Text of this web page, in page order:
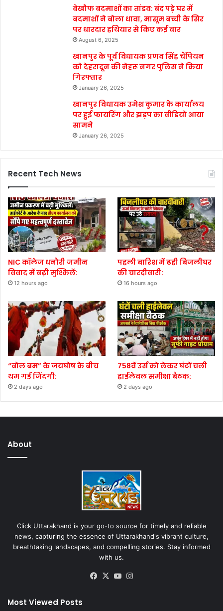
बेखौफ बदमाशों का तांडव: बंद पड़े घर में
बदमाशों ने बोला धावा, मासूम बच्ची के सिर
पर धारदार हथियार से किए कई वार
August 6, 2025
खानपुर के पूर्व विधायक प्रणव सिंह चैंपियन
को देहरादून की नेहरू नगर पुलिस ने किया
गिरफ्तार
January 26, 2025
खानपुर विधायक उमेश कुमार के कार्यालय
पर हुई फायरिंग और झड़प का वीडियो आया
सामने
January 26, 2025
Recent Tech News
NIC कॉलेज धनौरी जमीन
विवाद में बढ़ी मुश्किलें:
12 hours ago
पहली बारिश में ढही बिजलीघर
की चारदीवारी:
16 hours ago
“बोल बम” के जयघोष के बीच
थम गई जिंदगी:
2 days ago
758वें उर्स को लेकर घंटों चली
हाईलेवल समीक्षा बैठक:
2 days ago
About
Click Uttarakhand is your go-to source for timely and reliable
news, capturing the essence of Uttarakhand's vibrant culture,
breathtaking landscapes, and compelling stories. Stay informed
with us.
Facebook
X YouTube
Most Viewed Posts